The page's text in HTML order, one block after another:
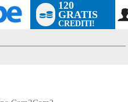
120
GRATIS
CREDITI!